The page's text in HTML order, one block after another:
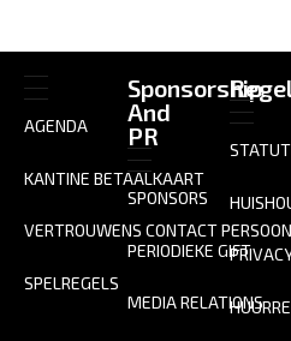
AGENDA
KANTINE BETAALKAART
VERTROUWENS CONTACT PERSOON
SPELREGELS
Sponsorship
And
PR
SPONSORS
PERIODIEKE GIFT
MEDIA RELATIONS